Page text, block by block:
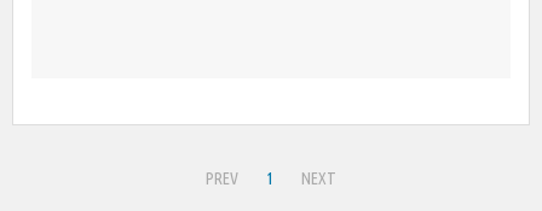
PREV 1 NEXT